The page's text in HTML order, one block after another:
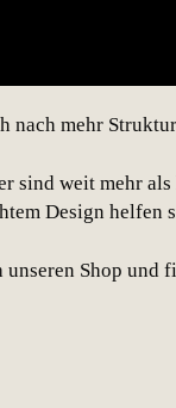
nach mehr
sind weit mehr
Design helfen
unseren Shop